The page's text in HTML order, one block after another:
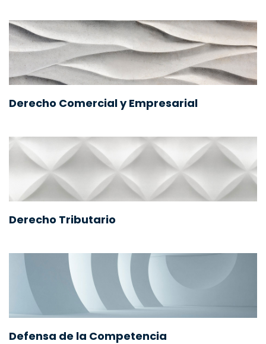
Derecho Comercial y Empresarial
Derecho Tributario
Defensa de la Competencia